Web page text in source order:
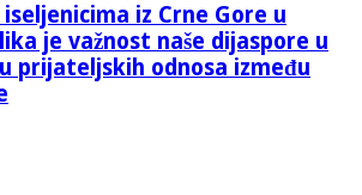
iseljenicima iz Crne Gore u
je važnost naše dijaspore u
prijateljskih odnosa između